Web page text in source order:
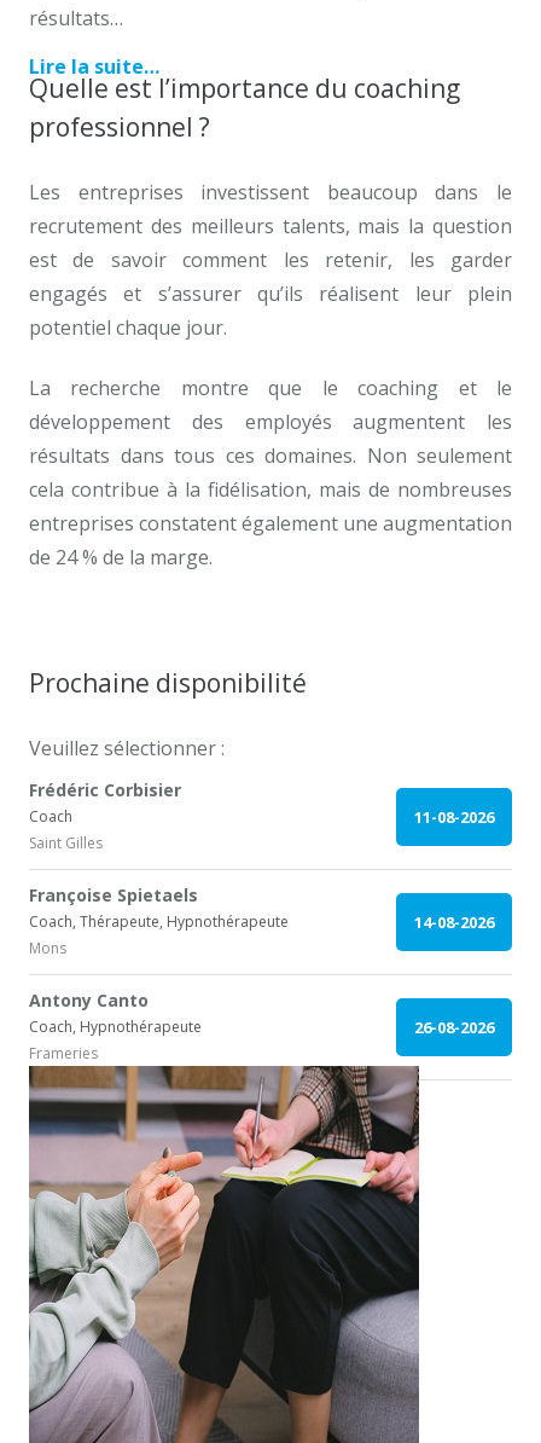
résultats…
Lire la suite…
Quelle est l’importance du coaching
professionnel ?
Les entreprises investissent beaucoup dans le
recrutement des meilleurs talents, mais la question
est de savoir comment les retenir, les garder
engagés et s’assurer qu’ils réalisent leur plein
potentiel chaque jour.
La recherche montre que le coaching et le
développement des employés augmentent les
résultats dans tous ces domaines. Non seulement
cela contribue à la fidélisation, mais de nombreuses
entreprises constatent également une augmentation
de 24 % de la marge.
Prochaine disponibilité
Veuillez sélectionner :
Frédéric Corbisier
Coach
Saint Gilles
11-08-2026
Françoise Spietaels
Coach, Thérapeute, Hypnothérapeute
Mons
14-08-2026
Antony Canto
Coach, Hypnothérapeute
Frameries
26-08-2026